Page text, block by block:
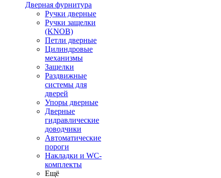
Дверная фурнитура
Ручки дверные
Ручки защелки
(KNOB)
Петли дверные
Цилиндровые
механизмы
Защелки
Раздвижные
системы для
дверей
Упоры дверные
Дверные
гидравлические
доводчики
Автоматические
пороги
Накладки и WC-
комплекты
Ещё